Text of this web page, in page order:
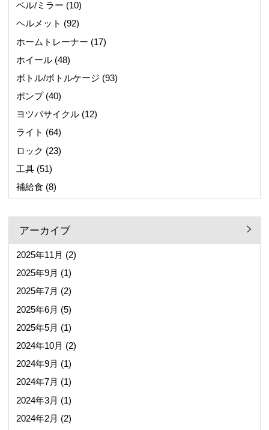
ベル/ミラー (10)
ヘルメット (92)
ホームトレーナー (17)
ホイール(48)
ボトル/ボトルケージ (93)
ポンプ(40)
ヨツバサイクル(12)
ライト (64)
ロック (23)
工具(51)
補給食 (8)
アーカイブ
2025年11月 (2)
2025年9月 (1)
2025年7月 (2)
2025年6月 (5)
2025年5月 (1)
2024年10月 (2)
2024年9月 (1)
2024年7月 (1)
2024年3月 (1)
2024年2月 (2)